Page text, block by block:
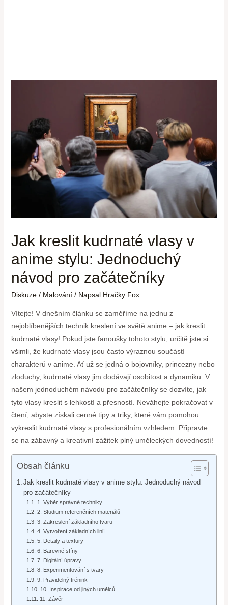
Jak kreslit kudrnaté vlasy v
anime stylu: Jednoduchý
návod pro začátečníky
Diskuze / Malování/ Napsal Hračky Fox
Vítejte! V dnešním článku se zaměříme na jednu z
nejoblíbenějších technik kreslení ve světě anime – jak kreslit
kudrnaté vlasy! Pokud jste fanoušky tohoto stylu, určitě jste si
všimli, že kudrnaté vlasy jsou často výraznou součástí
charakterů v anime. Ať už se jedná o bojovníky, princezny nebo
zloduchy, kudrnaté vlasy jim dodávají osobitost a dynamiku. V
našem jednoduchém návodu pro začátečníky se dozvíte, jak
tyto vlasy kreslit s lehkostí a přesností. Neváhejte pokračovat v
čtení, abyste získali cenné tipy a triky, které vám pomohou
vykreslit kudrnaté vlasy s profesionálním vzhledem. Připravte
se na zábavný a kreativní zážitek plný uměleckých dovedností!
Obsah článku
Jak kreslit kudrnaté vlasy v anime stylu: Jednoduchý návod
pro začátečníky
1. Výběr správné techniky
2. Studium referenčních materiálů
3. Zakreslení základního tvaru
4. Vytvoření základních linií
5. Detaily a textury
6. Barevné stíny
7. Digitální úpravy
8. Experimentování s tvary
9. Pravidelný trénink
10. Inspirace od jiných umělců
11. Závěr